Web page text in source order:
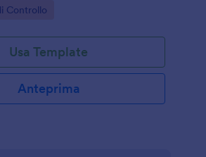
con Jotform.
Controllo
Usa Template
Anteprima